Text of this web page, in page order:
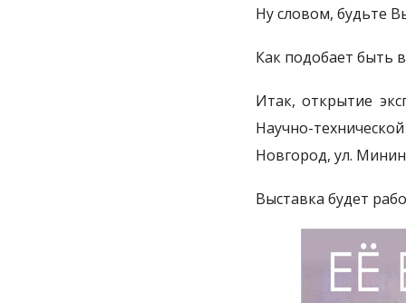
Ну словом, будьте
Как подобает быть
Итак, открытие
Научно-
Новгород, ул.
Выставка будет